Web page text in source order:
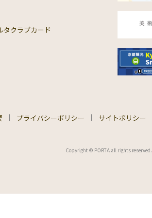
タクラブカード
プライバシーポリシー サイトポリシー
Copyright © PORTA all rights reserved.